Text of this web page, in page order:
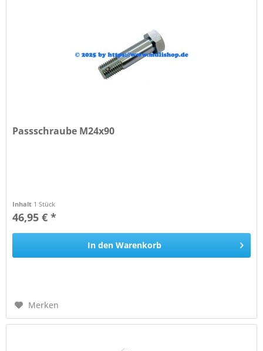
Passschraube M24x90
Inhalt 1 Stück
46,95 € *
In den Warenkorb
Merken